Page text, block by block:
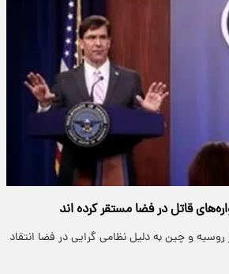
قاتل در فضا مستقر کرده اند
روسیه و چین به دلیل نظامی گرایی در فضا انتقاد